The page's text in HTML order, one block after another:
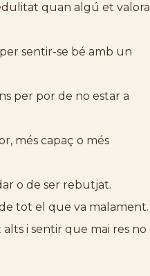
quan algú et valora
sentir-se bé amb un
per por de no estar a
més capaç o més
o de ser rebutjat.
tot el que va malament.
i sentir que mai res no